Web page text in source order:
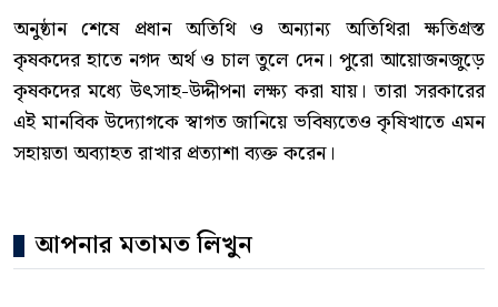
অনুষ্ঠান শেষে প্রধান অতিথি ও অন্যান্য অতিথিরা ক্ষতিগ্রস্ত
কৃষকদের হাতে নগদ অর্থ ও চাল তুলে দেন। পুরো আয়োজনজুড়ে
কৃষকদের মধ্যে উৎসাহ-উদ্দীপনা লক্ষ্য করা যায়। তারা সরকারের
এই মানবিক উদ্যোগকে স্বাগত জানিয়ে ভবিষ্যতেও কৃষিখাতে এমন
সহায়তা অব্যাহত রাখার প্রত্যাশা ব্যক্ত করেন।
আপনার মতামত লিখুন